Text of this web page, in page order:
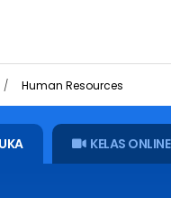
Human Resources
KELAS ONLINE